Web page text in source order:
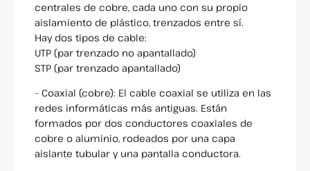
centrales de cobre, cada uno con su propio
aislamiento de plástico, trenzados entre sí.
Hay dos tipos de cable:
UTP (par trenzado no apantallado)
STP (par trenzado apantallado)
– Coaxial (cobre): El cable coaxial se utiliza en las
redes informáticas más antiguas. Están
formados por dos conductores coaxiales de
cobre o aluminio, rodeados por una capa
aislante tubular y una pantalla conductora.